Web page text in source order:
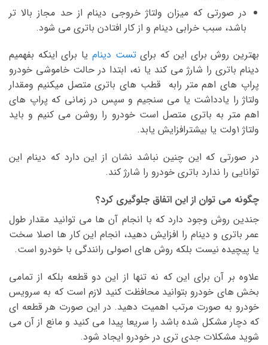
در صورتی که میزان ولتاژ خروجی دینام از حد مجاز بالا تر
باشد، سبب خرابی دینام و از کار افتادن باتری می شود.
بهترین روش برای این که برایتست‌ دینام یا برای اینکه بفهمیم
دینام باتری را شارژ می کند یا نه، ابتدا در حالت خاموشی خودرو
پراپ های اهم متر رابه قطب های باتری متصل میکنیم ومقدار
ولتاژ را یادداشت یا می سنجیم و سپس در زمانی که پراپ های
اهم متر به باتری متصل است خودرو را روشن می کنیم و باید
ولتاژ ۱ولت یا بیشترافزایش یابد.
در صورتی که این چنین نباشد نشان از این دارد که دینام این
توانایی را ندارد باتری خودرو را شارژ کند.
چگونه می توان از این اتفاق جلوگیری کرد؟
جندین روش وجود دارد که با انجام آن ها می توانید مقدار طول
عمر باتری و دینام را افزایش دهید، انجام این کار ها اصلا سخت
یا پیچیده نیست بلکه روش های اصولی رانندگی با خودرو است.
علاوه بر آن برای این که نه تنها از این دو قطعه بلکه از تمامی
بخش های خودرو بتوانید محافظت کنید لازم است که به سرویس
خودرو به صورت مرتب اهمیت دهید. در این صورت هر قطعه ای
که دچار مشکل شده باشد را سریعا پیدا می کنید و مانع از آن می
شوید مشکلات جدی تری در خودرو ایجاد شود.